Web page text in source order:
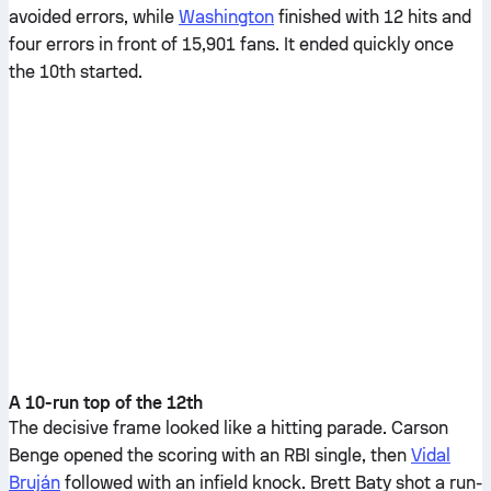
avoided errors, while Washington finished with 12 hits and
four errors in front of 15,901 fans. It ended quickly once
the 10th started.
A 10-run top of the 12th
The decisive frame looked like a hitting parade. Carson
Benge opened the scoring with an RBI single, then Vidal
Bruján followed with an infield knock. Brett Baty shot a run-